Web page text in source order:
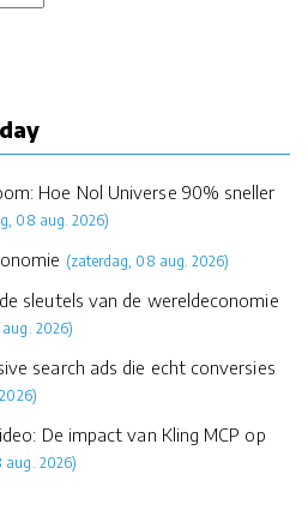
Hoe Nol Universe 90% sneller
08 aug. 2026)
(zaterdag, 08 aug. 2026)
sleutels van de wereldeconomie
2026)
search ads die echt conversies
De impact van Kling MCP op
aug. 2026)